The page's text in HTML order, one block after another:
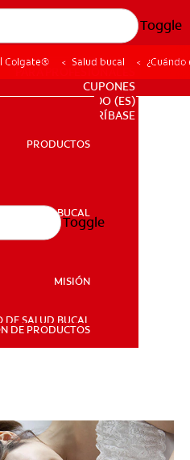
Toggle
SALUD BUCAL
PARA PROFESIONALES
CUPONES
DO (ES)
SUSCRÍBASE
PRODUCTOS
SALUD BUCAL
MISIÓN
DE SALUD BUCAL
DE PRODUCTOS
Toggle
Colgate® Salud bucal
la
bebés?